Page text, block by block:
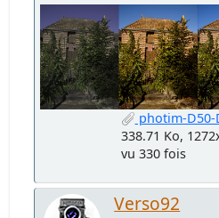
photim-D50-
338.71 Ko,
vu 330 fois
Verso92